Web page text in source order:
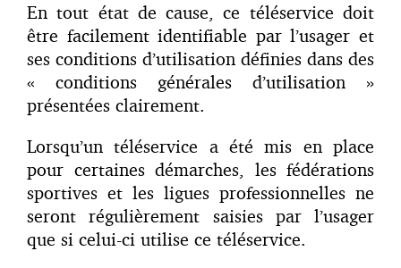
En tout état de cause, ce téléservice doit
être facilement identifiable par l’usager et
ses conditions d’utilisation définies dans des
« conditions générales d’utilisation »
présentées clairement.
Lorsqu’un téléservice a été mis en place
pour certaines démarches, les fédérations
sportives et les ligues professionnelles ne
seront régulièrement saisies par l’usager
que si celui-ci utilise ce téléservice.